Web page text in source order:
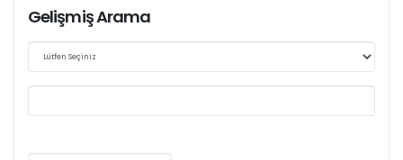
Web sitemizde yapılan güncellemeler nedeniyle
Gelişmiş Arama